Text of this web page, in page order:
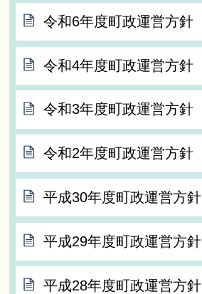
令和6年度町政運営方針
令和4年度町政運営方針
令和3年度町政運営方針
令和2年度町政運営方針
平成30年度町政運営方針
平成29年度町政運営方針
平成28年度町政運営方針